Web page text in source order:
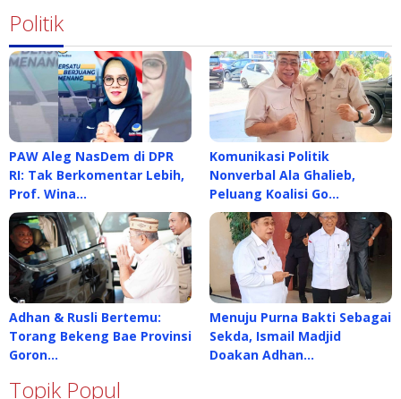
Politik
PAW Aleg NasDem di DPR
RI: Tak Berkomentar Lebih,
Prof. Wina…
Komunikasi Politik
Nonverbal Ala Ghalieb,
Peluang Koalisi Go…
Adhan & Rusli Bertemu:
Torang Bekeng Bae Provinsi
Goron…
Menuju Purna Bakti Sebagai
Sekda, Ismail Madjid
Doakan Adhan…
Topik Popul